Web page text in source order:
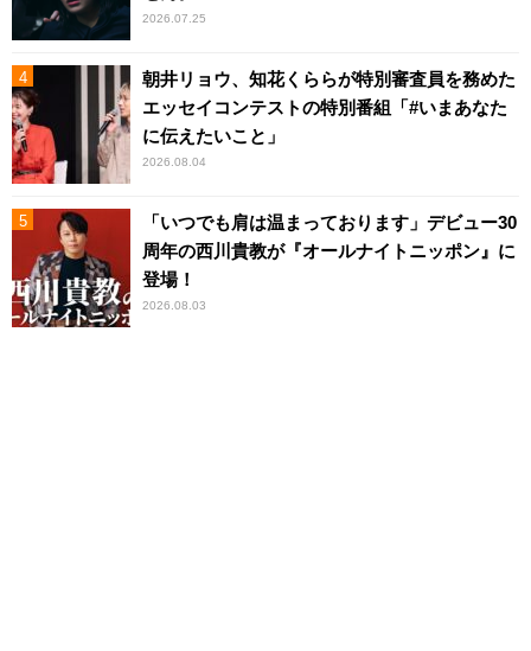
2026.07.25
朝井リョウ、知花くららが特別審査員を務めた
エッセイコンテストの特別番組「#いまあなた
に伝えたいこと」
2026.08.04
「いつでも肩は温まっております」デビュー30
周年の西川貴教が『オールナイトニッポン』に
登場！
2026.08.03